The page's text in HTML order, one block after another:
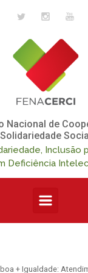
Nacional de
Solidariedade
Inclusão
Deficiência
+ Igualdade: